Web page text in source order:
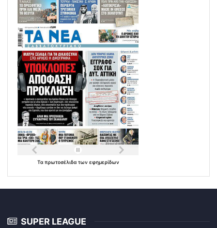
Τα πρωτοσέλιδα των εφημερίδων
SUPER LEAGUE